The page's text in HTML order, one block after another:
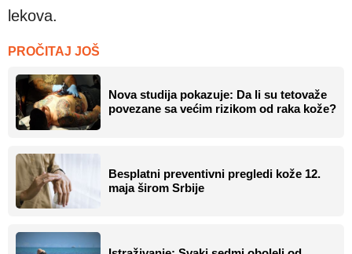
lekova.
PROČITAJ JOŠ
Nova studija pokazuje: Da li su tetovaže
povezane sa većim rizikom od raka kože?
Besplatni preventivni pregledi kože 12.
maja širom Srbije